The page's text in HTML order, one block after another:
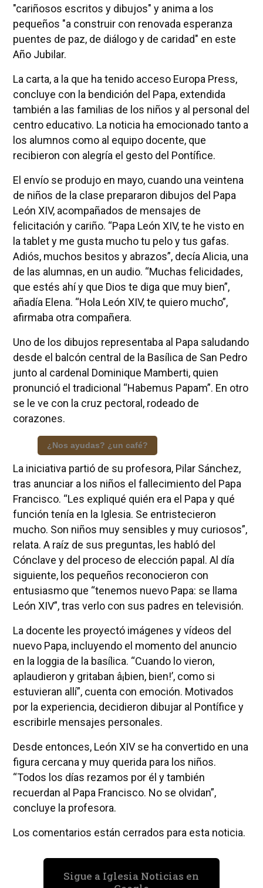
"cariñosos escritos y dibujos" y anima a los
pequeños "a construir con renovada esperanza
puentes de paz, de diálogo y de caridad" en este
Año Jubilar.
La carta, a la que ha tenido acceso Europa Press,
concluye con la bendición del Papa, extendida
también a las familias de los niños y al personal del
centro educativo. La noticia ha emocionado tanto a
los alumnos como al equipo docente, que
recibieron con alegría el gesto del Pontífice.
El envío se produjo en mayo, cuando una veintena
de niños de la clase prepararon dibujos del Papa
León XIV, acompañados de mensajes de
felicitación y cariño. “Papa León XIV, te he visto en
la tablet y me gusta mucho tu pelo y tus gafas.
Adiós, muchos besitos y abrazos”, decía Alicia, una
de las alumnas, en un audio. “Muchas felicidades,
que estés ahí y que Dios te diga que muy bien”,
añadía Elena. “Hola León XIV, te quiero mucho”,
afirmaba otra compañera.
Uno de los dibujos representaba al Papa saludando
desde el balcón central de la Basílica de San Pedro
junto al cardenal Dominique Mamberti, quien
pronunció el tradicional “Habemus Papam”. En otro
se le ve con la cruz pectoral, rodeado de
corazones.
¿Nos ayudas? ¿un café?
La iniciativa partió de su profesora, Pilar Sánchez,
tras anunciar a los niños el fallecimiento del Papa
Francisco. “Les expliqué quién era el Papa y qué
función tenía en la Iglesia. Se entristecieron
mucho. Son niños muy sensibles y muy curiosos”,
relata. A raíz de sus preguntas, les habló del
Cónclave y del proceso de elección papal. Al día
siguiente, los pequeños reconocieron con
entusiasmo que “tenemos nuevo Papa: se llama
León XIV”, tras verlo con sus padres en televisión.
La docente les proyectó imágenes y vídeos del
nuevo Papa, incluyendo el momento del anuncio
en la loggia de la basílica. “Cuando lo vieron,
aplaudieron y gritaban â¡bien, bien!’, como si
estuvieran allí”, cuenta con emoción. Motivados
por la experiencia, decidieron dibujar al Pontífice y
escribirle mensajes personales.
Desde entonces, León XIV se ha convertido en una
figura cercana y muy querida para los niños.
“Todos los días rezamos por él y también
recuerdan al Papa Francisco. No se olvidan”,
concluye la profesora.
Los comentarios están cerrados para esta noticia.
Sigue a Iglesia Noticias en